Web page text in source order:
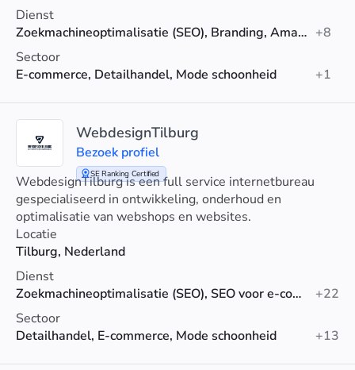
Dienst
Zoekmachineoptimalisatie (SEO), Branding, Amazon-SEO +8
Sectoor
E-commerce, Detailhandel, Mode schoonheid
+1
SE Ranking Certified
WebdesignTilburg
Bezoek profiel
WebdesignTilburg is een full service internetbureau
gespecialiseerd in ontwikkeling, onderhoud en
optimalisatie van webshops en websites.
Locatie
Tilburg, Nederland
Dienst
Zoekmachineoptimalisatie (SEO), SEO voor e-commerce, Technische SEO
+22
Sectoor
Detailhandel, E-commerce, Mode schoonheid
+13